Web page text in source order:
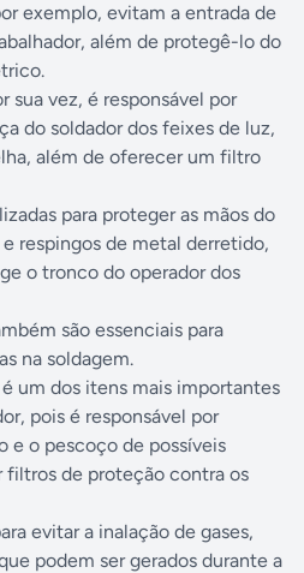
exemplo, evitam a entrada de
além de protegê-lo do
sua vez, é responsável por
do soldador dos feixes de luz,
além de oferecer um filtro
para proteger as mãos do
respingos de metal derretido,
o tronco do operador dos
são essenciais para
na soldagem.
é um dos itens mais importantes
pois é responsável por
e o pescoço de possíveis
filtros de proteção contra os
evitar a inalação de gases,
podem ser gerados durante a